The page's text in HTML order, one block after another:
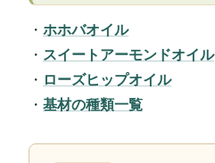
・ ホホバオイル
・ スイートアーモンドオイル
・ ローズヒップオイル
・ 基材の種類一覧